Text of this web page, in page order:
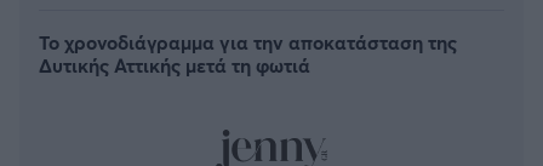
Το χρονοδιάγραμμα για την αποκατάσταση της
Δυτικής Αττικής μετά τη φωτιά